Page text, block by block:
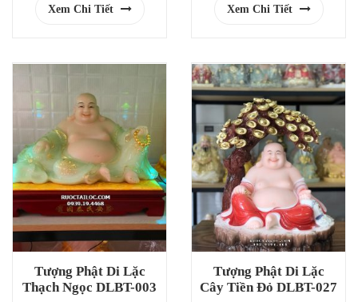
Xem Chi Tiết Xem Chi Tiết
Tượng Phật Di Lặc
Thạch Ngọc DLBT-003
Tượng Phật Di Lặc
Cây Tiền Đỏ DLBT-027